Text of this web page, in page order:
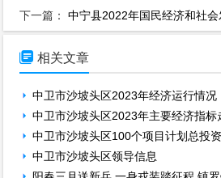
下一篇：中宁县2022年国民经济和社
 相关文章
中卫市沙坡头区2023年经济运行情况
中卫市沙坡头区2023年主要经济指标
中卫市沙坡头区100个项目计划总投
中卫市沙坡头区领导信息